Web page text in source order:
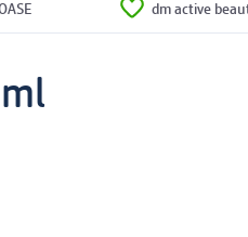
dm active